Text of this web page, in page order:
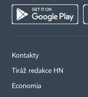
Kontakty
Tiráž redakce HN
Economia